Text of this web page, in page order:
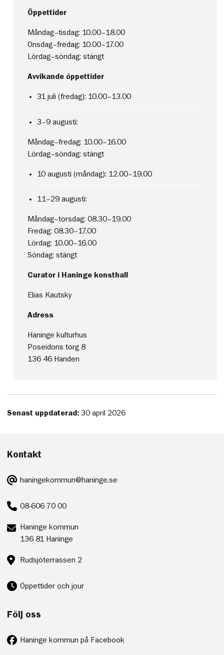
Öppettider
Måndag–tisdag: 10.00–18.00
Onsdag–fredag: 10.00–17.00
Lördag–söndag: stängt
Avvikande öppettider
31 juli (fredag): 10.00–13.00
3–9 augusti:
Måndag–fredag: 10.00–16.00
Lördag–söndag: stängt
10 augusti (måndag): 12.00–19.00
11–29 augusti:
Måndag–torsdag: 08.30–19.00
Fredag: 08.30–17.00
Lördag: 10.00–16.00
Söndag: stängt
Curator i Haninge konsthall
Elias Kautsky
Adress
Haninge kulturhus
Poseidons torg 8
136 46 Handen
Senast uppdaterad:30 april 2026
Kontakt
E-
post:
haningekommun@haninge.se
Telefon:
08-606 70 00
Postadress:
Haninge kommun
136 81 Haninge
Besöksadress:
Rudsjöterrassen 2
Öppettider och jour
Följ oss
Haninge kommun på Facebook